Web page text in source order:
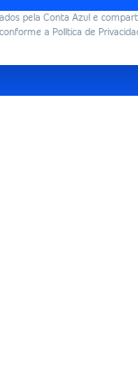
pela Conta Azul e
conforme a Política de